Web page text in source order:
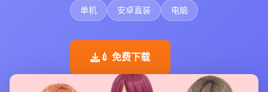
单机 安卓直装 电脑
💉 免费下载